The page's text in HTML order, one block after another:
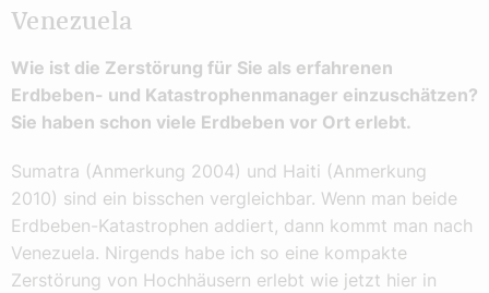
Venezuela
Wie ist die Zerstörung für Sie als erfahrenen
Erdbeben- und Katastrophenmanager einzuschätzen?
Sie haben schon viele Erdbeben vor Ort erlebt.
Sumatra (Anmerkung 2004) und Haiti (Anmerkung
2010) sind ein bisschen vergleichbar. Wenn man beide
Erdbeben-Katastrophen addiert, dann kommt man nach
Venezuela. Nirgends habe ich so eine kompakte
Zerstörung von Hochhäusern erlebt wie jetzt hier in